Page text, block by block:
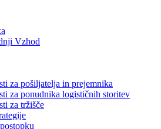
Vzhod
za pošiljatelja in prejemnika
za ponudnika logističnih storitev
za tržišče